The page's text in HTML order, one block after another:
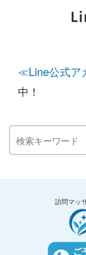
≪Line公式ア
中！
訪問マッ